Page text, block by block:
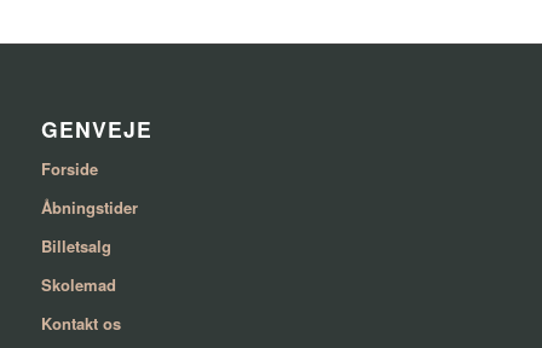
GENVEJE
Forside
Åbningstider
Billetsalg
Skolemad
Kontakt os